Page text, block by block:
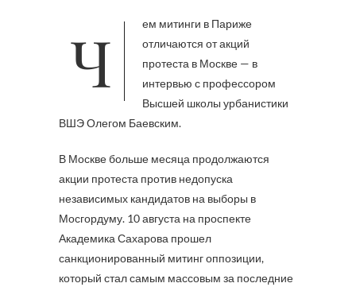
Чем митинги в Париже
отличаются от акций
протеста в Москве — в
интервью с профессором
Высшей школы урбанистики
ВШЭ Олегом Баевским.
В Москве больше месяца продолжаются
акции протеста против недопуска
независимых кандидатов на выборы в
Мосгордуму. 10 августа на проспекте
Академика Сахарова прошел
санкционированный митинг оппозиции,
который стал самым массовым за последние